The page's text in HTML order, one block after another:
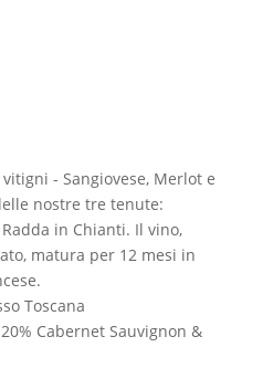
- Sangiovese, Merlot e
nostre tre tenute:
in Chianti. Il vino,
matura per 12 mesi in
Toscana
Cabernet Sauvignon &